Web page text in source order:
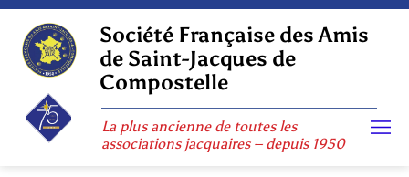
Skip
content
Société Française des Amis
de Saint-Jacques de
Compostelle
La plus ancienne de toutes les
associations jacquaires – depuis 1950